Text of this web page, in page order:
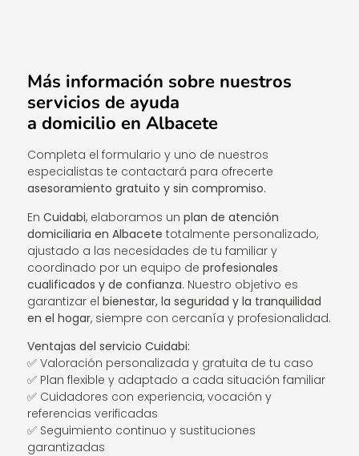
Más información sobre nuestros
servicios de ayuda
a domicilio en Albacete
Completa el formulario y uno de nuestros
especialistas te contactará para ofrecerte
asesoramiento gratuito y sin compromiso.
EnCuidabi, elaboramos unplan de atención
domiciliaria en Albacete totalmente personalizado,
ajustado a las necesidades de tu familiar y
coordinado por un equipo deprofesionales
cualificados y de confianza. Nuestro objetivo es
garantizar elbienestar, la seguridad y la tranquilidad
en el hogar, siempre con cercanía y profesionalidad.
Ventajas del servicio Cuidabi:
✅ Valoración personalizada y gratuita de tu caso
✅ Plan flexible y adaptado a cada situación familiar
✅ Cuidadores con experiencia, vocación y
referencias verificadas
✅ Seguimiento continuo y sustituciones
garantizadas